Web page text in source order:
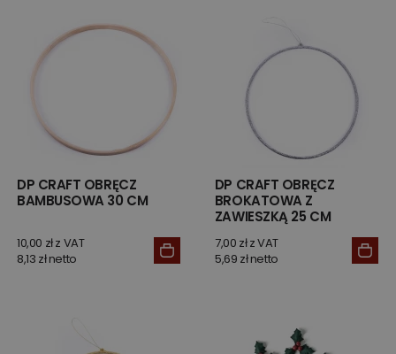
DP CRAFT OBRĘCZ
BAMBUSOWA 30 CM
10,00 zł z VAT
8,13 zł netto
DP CRAFT OBRĘCZ
BROKATOWA Z
ZAWIESZKĄ 25 CM
7,00 zł z VAT
5,69 zł netto